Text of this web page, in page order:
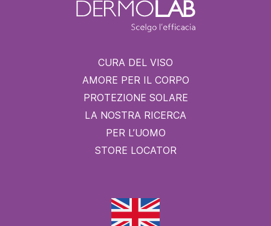
CURA DEL VISO
AMORE PER IL CORPO
PROTEZIONE SOLARE
LA NOSTRA RICERCA
PER L’UOMO
STORE LOCATOR